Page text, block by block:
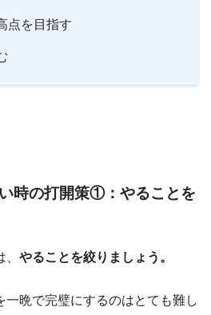
点を目指す
時の打開策①：やることを
やることを絞りましょう。
一晩で完璧にするのはとても難し